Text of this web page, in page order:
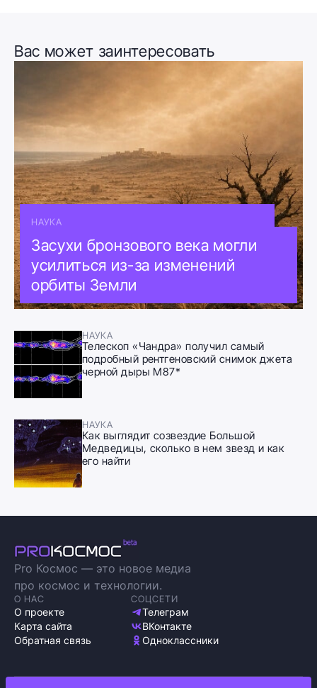
Вас может заинтересовать
НАУКА
Засухи бронзового века могли
усилиться из-за изменений
орбиты Земли
НАУКА
Телескоп «Чандра» получил самый
подробный рентгеновский снимок джета
черной дыры M87*
НАУКА
Как выглядит созвездие Большой
Медведицы, сколько в нем звезд и как
его найти
Pro Космос — это новое медиа
про космос и технологии.
О НАС
О проекте
Карта сайта
Обратная связь
СОЦСЕТИ
Телеграм
ВКонтакте
Одноклассники